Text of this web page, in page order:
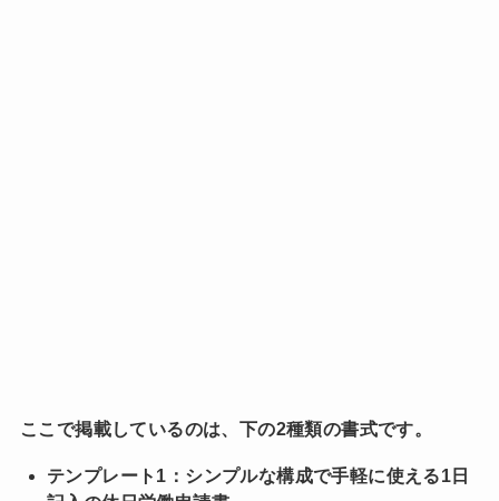
ここで掲載しているのは、下の2種類の書式です。
テンプレート1：シンプルな構成で手軽に使える1日